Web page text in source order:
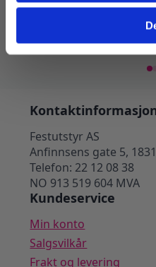
49kr
Legg I
Festutstyr AS
Anfinnsens gate 5,
Telefon: 22 12 08 38
NO 913 519 604 MVA
Kundeservice
Min konto
Salgsvilkår
Frakt og levering